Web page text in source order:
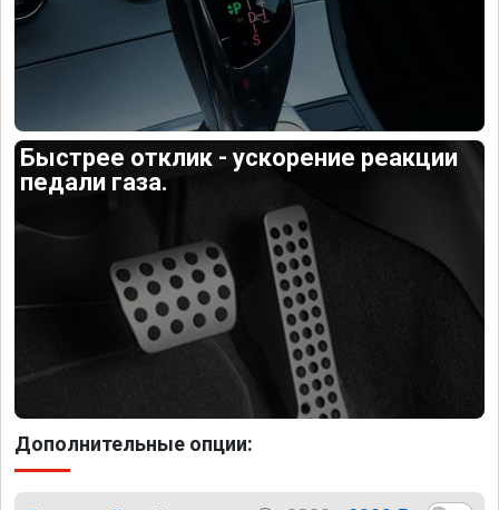
Быстрее отклик - ускорение реакции
педали газа.
Дополнительные опции: